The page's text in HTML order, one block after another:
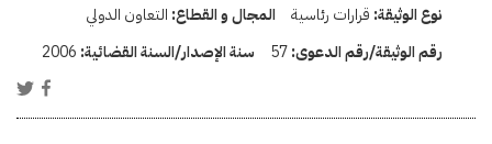
نوع الوثيقة: قرارات رئاسية المجال و القطاع: التعاون الدولي
رقم الوثيقة/رقم الدعوى:57 سنة الإصدار/السنة القضائية: 2006